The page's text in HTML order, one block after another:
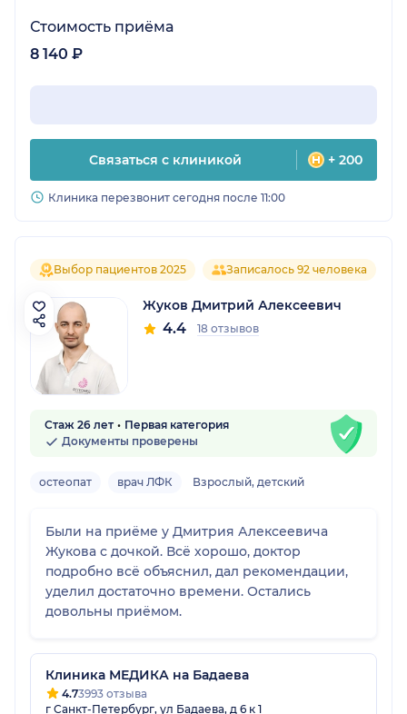
Стоимость приёма
8 140 ₽
Связаться с клиникой + 200
Клиника перезвонит сегодня после 11:00
Выбор пациентов 2025 Записалось 92 человека
Жуков Дмитрий Алексеевич
4.4 18 отзывов
Стаж 26 лет
Первая категория
Документы проверены
остеопат врач ЛФК Взрослый, детский
Были на приёме у Дмитрия Алексеевича
Жукова с дочкой. Всё хорошо, доктор
подробно всё объяснил, дал рекомендации,
уделил достаточно времени. Остались
довольны приёмом.
Клиника МЕДИКА на Бадаева
4.73993 отзыва
г Санкт-Петербург, ул Бадаева, д 6 к 1